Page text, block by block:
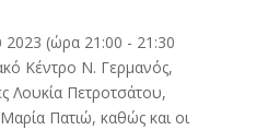
(ώρα 21:00 - 21:30
Κέντρο Ν. Γερμανός,
Λουκία Πετροτσάτου,
Πατιώ, καθώς και οι